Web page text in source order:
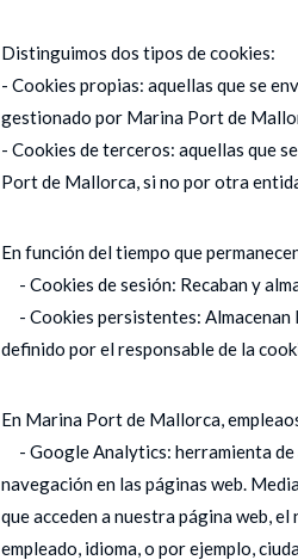
Distinguimos dos tipos de cookies:
- Cookies propias: aquellas que se
gestionado por Marina Port de
- Cookies de terceros: aquellas que
Port de Mallorca, si no por otra
En función del tiempo que
- Cookies de sesión: Recaban y
- Cookies persistentes: Almacenan
definido por el responsable de la
En Marina Port de Mallorca,
- Google Analytics: herramienta de
navegación en las páginas web.
que acceden a nuestra página web,
empleado, idioma, o por ejemplo,